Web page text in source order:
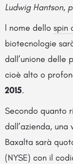
Ludwig Hantson,
l nome dello spin
biotecnologie
dall’unione delle
cioè alto o
2015.
Secondo quanto
dall’azienda,
Baxalta sarà
(NYSE) con il